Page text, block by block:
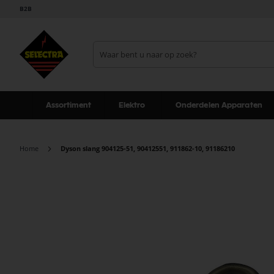
B2B
Assortiment Elektro Onderdelen Apparaten
Home Dyson slang 904125-51, 90412551, 911862-10, 91186210